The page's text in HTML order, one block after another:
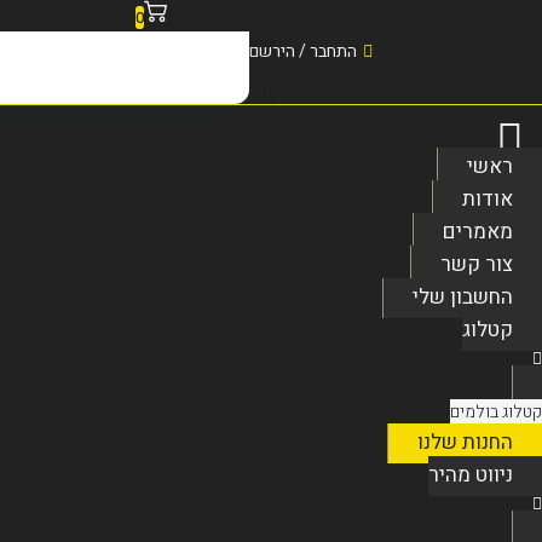
התחבר / הירשם
0
ראשי
אודות
מאמרים
צור קשר
החשבון שלי
קטלוג
קטלוג בולמים
החנות שלנו
ניווט מהיר